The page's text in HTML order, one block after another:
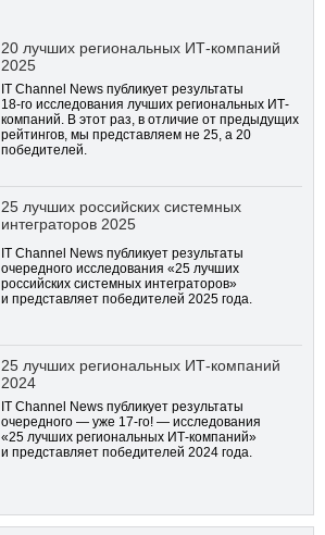
20 лучших региональных ИТ-компаний
2025
IT Channel News публикует результаты
18-го исследования лучших региональных ИТ-
компаний. В этот раз, в отличие от предыдущих
рейтингов, мы представляем не 25, а 20
победителей.
25 лучших российских системных
интеграторов 2025
IT Channel News публикует результаты
очередного исследования «25 лучших
российских системных интеграторов»
и представляет победителей 2025 года.
25 лучших региональных ИТ-компаний
2024
IT Channel News публикует результаты
очередного — уже 17-го! — исследования
«25 лучших региональных ИТ-компаний»
и представляет победителей 2024 года.